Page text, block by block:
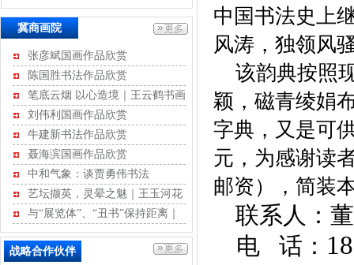
中国书法史上
风涛，独领风
该韵典按照
颖，磁青绫娟
字典，又是可
元，为感谢读
邮资），简装
联系人：
电 话：
动”
绿色发展典型案例
冀商画院
张彦斌国画作品欣赏
陈国胜书法作品欣赏
笔底云烟 以心造境｜王云鹤书画
作品评赏
刘伟利国画作品欣赏
牛建新书法作品欣赏
聂海滨国画作品欣赏
中和气象：谈贾勇伟书法
艺坛撷英，灵晕之魅｜王玉河花
鸟作品赏析
与“展览体”、“丑书”保持距离｜
江书学行草记
战略合作伙伴
河北省不动产商会
石家庄市沧州商会
河北省康龙文化传播有限公司
河北经贸大学继续教育学院
河北省书画艺术研究院
石家庄国大酒店经营有限公司
石家庄君乐宝乳业有限公司
河北新天第装饰工程有限公司
华北制药集团有限责任公司
保定昊元电气科技有限公司
红星美凯龙家居集团股份有限
公司
天津河北商会